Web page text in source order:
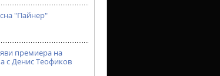
"Пайнер"
премиера на
с Денис Теофиков